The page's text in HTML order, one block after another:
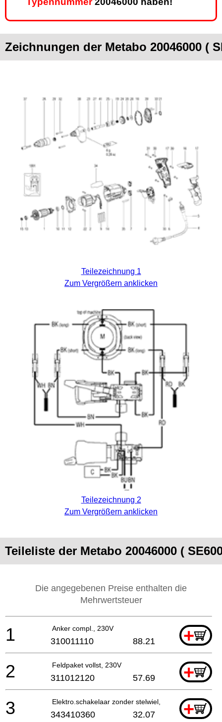
Zeichnungen der Metabo 20046000 (
Teilezeichnung 1
Zum Vergrößern anklicken
Teilezeichnung 2
Zum Vergrößern anklicken
Teileliste der Metabo 20046000 (
Die angegebenen Preise enthalten die
Mehrwertsteuer
Anker compl., 230V +
1 310011110 88.21
Feldpaket vollst, 230V +
2 311012120 57.69
Elektro.schakelaar zonder stelwiel,230V +
3 343410360 32.07